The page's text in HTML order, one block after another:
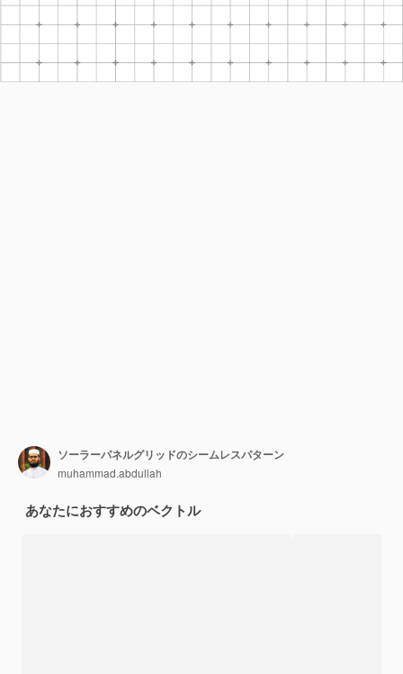
ソーラーパネルグリッドのシームレスパターン
muhammad.abdullah
あなたにおすすめのベクトル